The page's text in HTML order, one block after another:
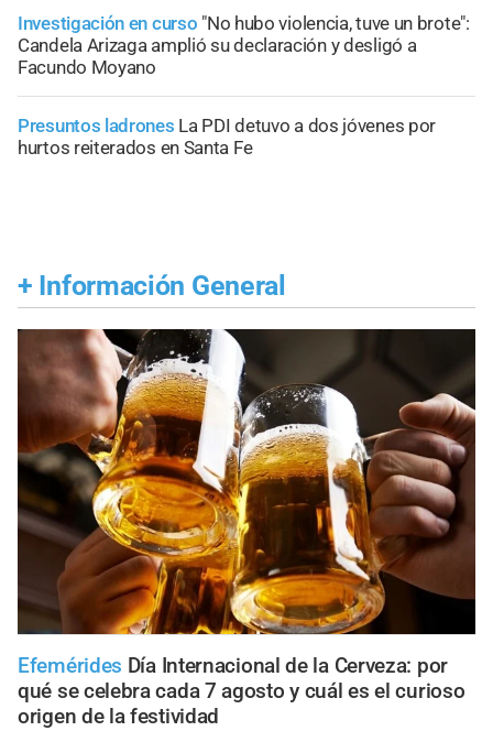
Investigación en curso "No hubo violencia, tuve un brote":
Candela Arizaga amplió su declaración y desligó a
Facundo Moyano
Presuntos ladrones La PDI detuvo a dos jóvenes por
hurtos reiterados en Santa Fe
+ Información General
Efemérides Día Internacional de la Cerveza: por
qué se celebra cada 7 agosto y cuál es el curioso
origen de la festividad